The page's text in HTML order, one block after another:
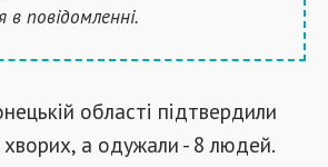
в повідомленні.
області підтвердили
хворих, а одужали - 8 людей.